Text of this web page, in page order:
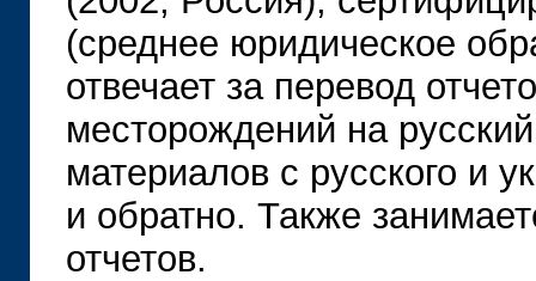
(среднее юридическое
отвечает за перевод
месторождений на
материалов с русского и
и обратно. Также
отчетов.